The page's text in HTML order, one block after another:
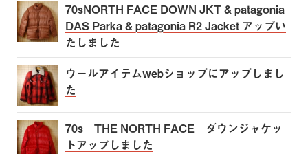
70sNORTH FACE DOWN JKT & patagonia
DAS Parka & patagonia R2 Jacket アップい
たしました
ウールアイテムwebショップにアップしまし
た
70s THE NORTH FACE ダウンジャケッ
トアップしました